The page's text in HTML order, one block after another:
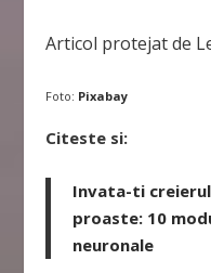
Articol protejat de
Foto: Pixabay
Citeste si:
Invata-ti
proaste: 10
neuronale